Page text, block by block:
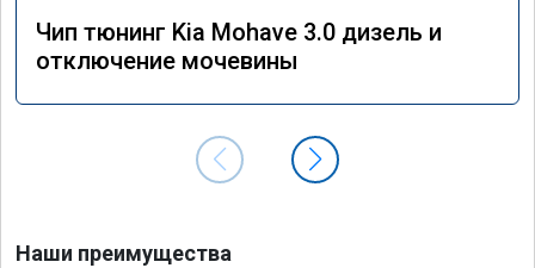
Чип тюнинг Kia Mohave 3.0 дизель и
отключение мочевины
Наши преимущества